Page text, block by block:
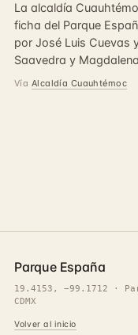
La alcaldía
ficha del Parque
por José Luis Cuevas
Saavedra y
Vía Alcaldía Cuauhtémoc
Parque España
19.4153, −99.1712 ·
CDMX
Volver al inicio